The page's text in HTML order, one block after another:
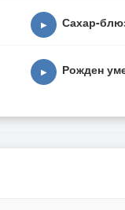
▶ Сахар-
▶ Рожден